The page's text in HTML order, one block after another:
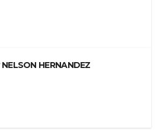
NELSON HERNANDEZ